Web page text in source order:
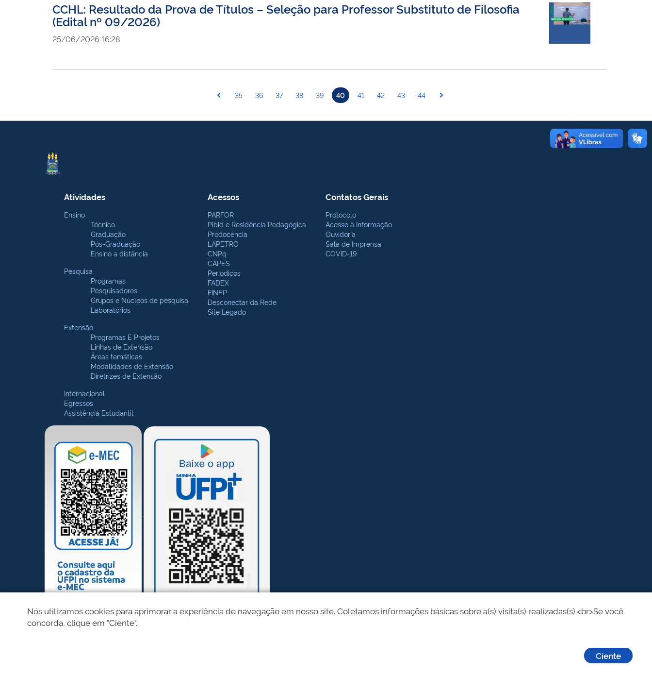
CCHL: Resultado da Prova de Títulos – Seleção para Professor Substituto de Filosofia
(Edital nº 09/2026)
25/06/2026 16:28
35 36 37 38 39 40 41 42 43 44
Atividades
Ensino
Técnico
Graduação
Pós-Graduação
Ensino a distância
Pesquisa
Programas
Pesquisadores
Grupos e Núcleos de pesquisa
Laboratórios
Extensão
Programas E Projetos
Linhas de Extensão
Áreas temáticas
Modalidades de Extensão
Diretrizes de Extensão
Internacional
Egressos
Assistência Estudantil
Acessos
PARFOR
Pibid e Residência Pedagógica
Prodocência
LAPETRO
CNPq
CAPES
Periódicos
FADEX
FINEP
Desconectar da Rede
Site Legado
Contatos Gerais
Protocolo
Acesso à Informação
Ouvidoria
Sala de Imprensa
COVID-19
Nós utilizamos cookies para aprimorar a experiência de navegação em nosso site. Coletamos informações básicas sobre a(s) visita(s) realizadas(s).<br>Se você
concorda, clique em "Ciente".
Ciente